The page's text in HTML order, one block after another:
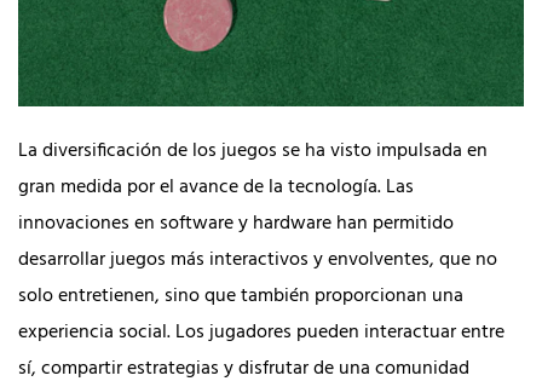
La diversificación de los juegos se ha visto impulsada en
gran medida por el avance de la tecnología. Las
innovaciones en software y hardware han permitido
desarrollar juegos más interactivos y envolventes, que no
solo entretienen, sino que también proporcionan una
experiencia social. Los jugadores pueden interactuar entre
sí, compartir estrategias y disfrutar de una comunidad